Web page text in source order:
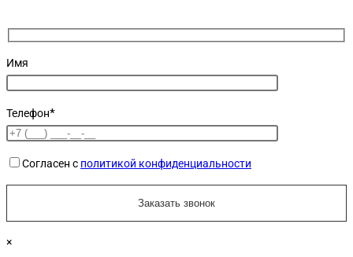
Имя
Телефон*
Согласен с политикой конфиденциальности
×